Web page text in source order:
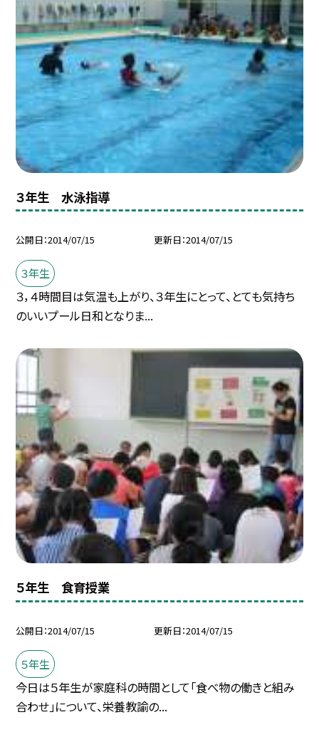
３年生 水泳指導
公開日 2014/07/15 更新日 2014/07/15
３年生
３，４時間目は気温も上がり、３年生にとって、とても気持ち
のいいプール日和となりま...
５年生 食育授業
公開日 2014/07/15 更新日 2014/07/15
５年生
今日は５年生が家庭科の時間として「食べ物の働きと組み
合わせ」について、栄養教諭の...